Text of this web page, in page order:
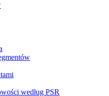
według PSR